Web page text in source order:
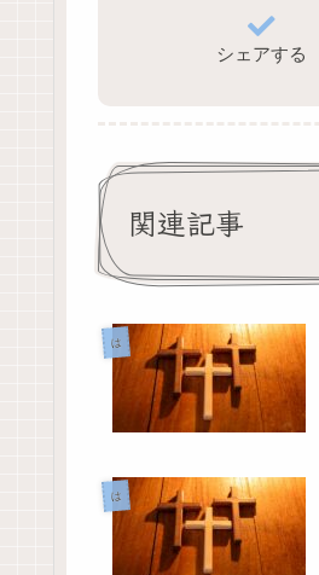
シェアする
関連記事
は
は